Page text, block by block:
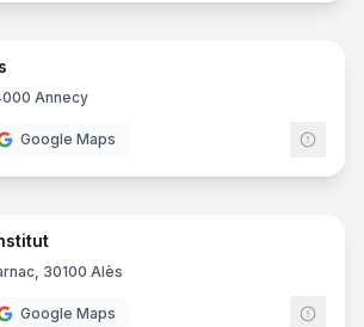
6
Annecy
Google Maps
23
30100 Alès
Google Maps